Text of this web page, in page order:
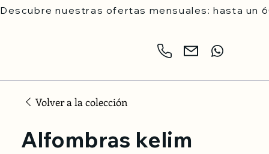
Descubre nuestras ofertas mensuales: hasta un
Volver a la colección
Alfombras kelim